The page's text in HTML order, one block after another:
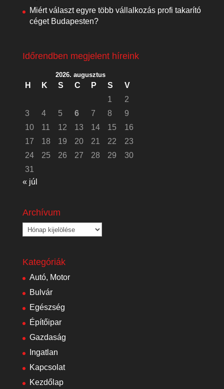
Miért választ egyre több vállalkozás profi takarító
céget Budapesten?
Időrendben megjelent híreink
2026. augusztus
H K S C P S
V
1
2
3
4 5 6 7 8
9
10
11 12 13 14 15
16
17
18 19 20 21 22
23
24
25 26 27 28 29
30
31
« júl
Archívum
Archívum
Kategóriák
Autó, Motor
Bulvár
Egészség
Építőipar
Gazdaság
Ingatlan
Kapcsolat
Kezdőlap